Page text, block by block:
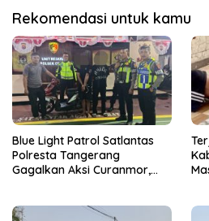
Rekomendasi untuk kamu
Blue Light Patrol Satlantas
Polresta Tangerang
Gagalkan Aksi Curanmor,